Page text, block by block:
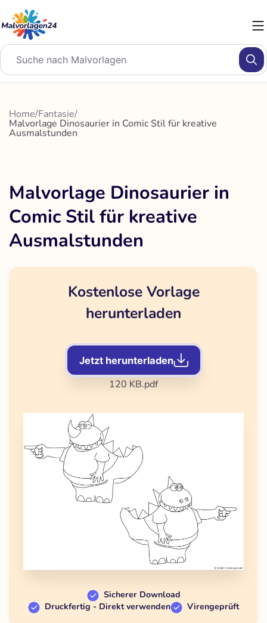
Inhalt
springen
Home/Fantasie/
Malvorlage Dinosaurier in Comic Stil für kreative
Ausmalstunden
Malvorlage Dinosaurier in
Comic Stil für kreative
Ausmalstunden
Kostenlose Vorlage
herunterladen
Jetzt herunterladen
120 KB.pdf
Sicherer Download
Druckfertig - Direkt verwenden
Virengeprüft